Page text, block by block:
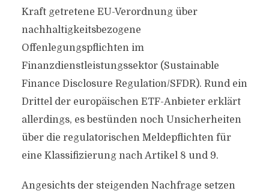
Kraft getretene EU-Verordnung über
nachhaltigkeitsbezogene
Offenlegungspflichten im
Finanzdienstleistungssektor (Sustainable
Finance Disclosure Regulation/SFDR). Rund ein
Drittel der europäischen ETF-Anbieter erklärt
allerdings, es bestünden noch Unsicherheiten
über die regulatorischen Meldepflichten für
eine Klassifizierung nach Artikel 8 und 9.
Angesichts der steigenden Nachfrage setzen